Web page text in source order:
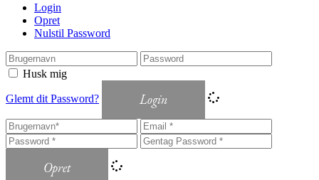
Login
Opret
Nulstil Password
Husk mig
Glemt dit Password? Login
Opret